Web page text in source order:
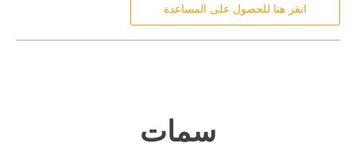
انقر هنا للحصول على المساعدة
سمات